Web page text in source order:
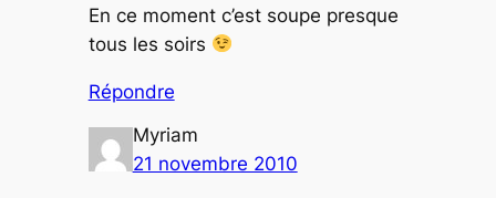
En ce moment c’est soupe presque
tous les soirs
Répondre
Myriam
21 novembre 2010